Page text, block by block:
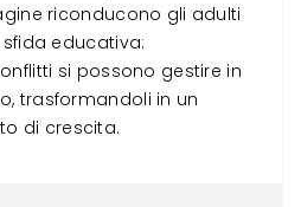
riconducono gli adulti
educativa:
si possono gestire in
trasformandoli in un
di crescita.